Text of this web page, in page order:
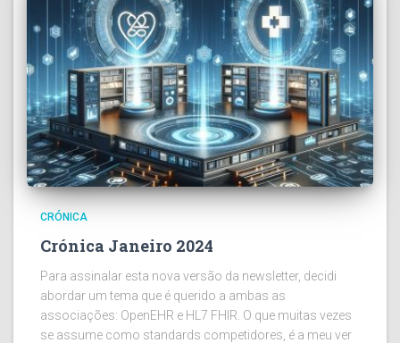
CRÓNICA
Crónica Janeiro 2024
Para assinalar esta nova versão da newsletter, decidi
abordar um tema que é querido a ambas as
associações: OpenEHR e HL7 FHIR. O que muitas vezes
se assume como standards competidores, é a meu ver